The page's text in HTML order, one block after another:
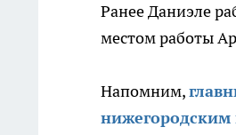
Ранее Даниэле
местом работы
Напомним,
нижегородским